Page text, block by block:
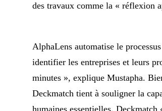
des travaux comme la « réflexion
AlphaLens automatise le
identifier les entreprises et leurs
minutes », explique Mustapha.
Deckmatch tient à souligner la
humaines essentielles.